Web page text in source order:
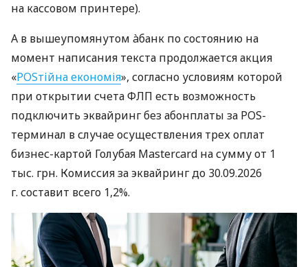
на кассовом принтере).
А в вышеупомянутом àбанк по состоянию на
момент написания текста продолжается акция
«POSтійна економія», согласно условиям которой
при открытии счета ФЛП есть возможность
подключить эквайринг без абонплаты за POS-
терминал в случае осуществления трех оплат
бизнес-картой Голубая Mastercard на сумму от 1
тыс. грн. Комиссия за эквайринг до 30.09.2026
г. составит всего 1,2%.